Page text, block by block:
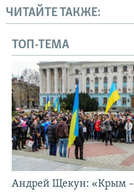
ЧИТАЙТЕ ТАКЖЕ:
ТОП-ТЕМА
Андрей Щекун: «Крым –